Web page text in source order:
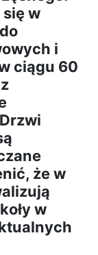
w
i
ciągu 60
że w
w